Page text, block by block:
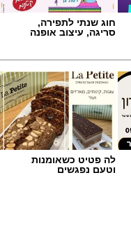
חוג שנתי לתפירה,
סריגה, עיצוב אופנה
לה פטיט כשאומנות
וטעם נפגשים